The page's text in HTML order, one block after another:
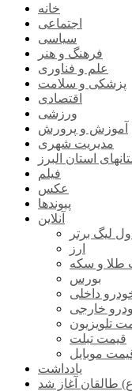
خانه
اجتماعی
سیاسی
فرهنگ و هنر
علم و فناوری
پزشکی و سلامت
اقتصادی
ورزشی
آموزش و پرورش
مدیریت شهری
استان البرز
فیلم
عکس
پیوندها
آنلاین
لیگ برتر
ارز
طلا و سکه
بورس
داخلی
خارجی
تلویزیون
قیمت تبلت
موبایل
یادداشت
طالقان آغاز شد